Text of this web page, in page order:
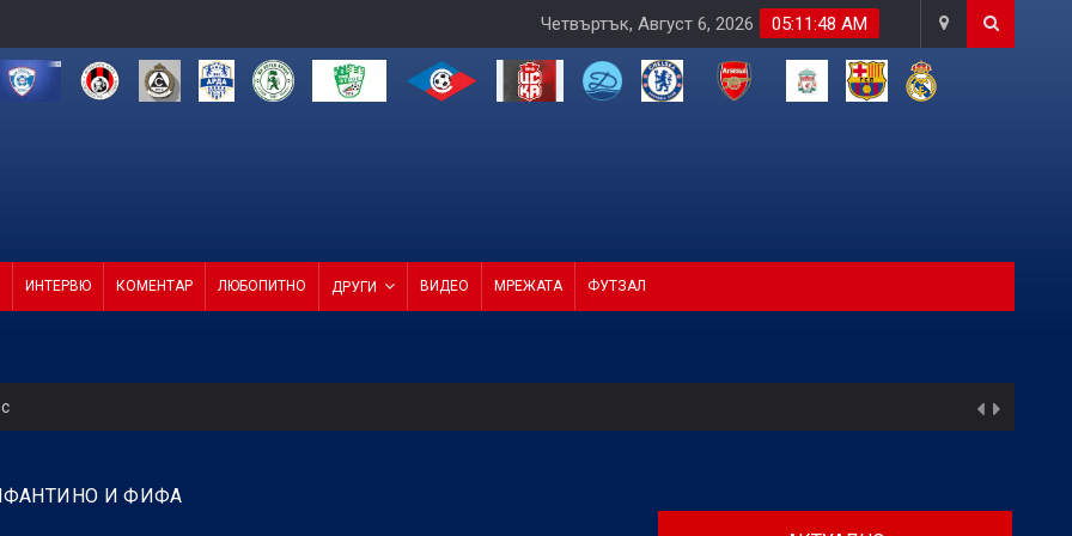
05:11:49 AM
Четвъртък, Август 6, 2026
ИНТЕРВЮ КОМЕНТАР ЛЮБОПИТНО ДРУГИ ВИДЕО МРЕЖАТА ФУТЗАЛ
Панатинайкос! (ВИДЕО)
И ФИФА